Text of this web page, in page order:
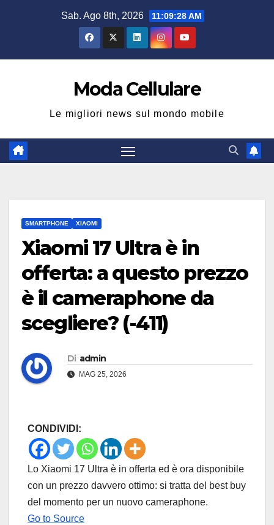
Sab. Ago 8th, 2026 11:09:29 AM
Moda Cellulare
Le migliori news sul mondo mobile
SMARTPHONE XIAOMI
Xiaomi 17 Ultra è in
offerta: a questo prezzo
è il cameraphone da
scegliere? (-411)
Di admin
MAG 25, 2026
CONDIVIDI:
Lo Xiaomi 17 Ultra è in offerta ed è ora disponibile
con un prezzo davvero ottimo: si tratta del best buy
del momento per un nuovo cameraphone.
Go to Source